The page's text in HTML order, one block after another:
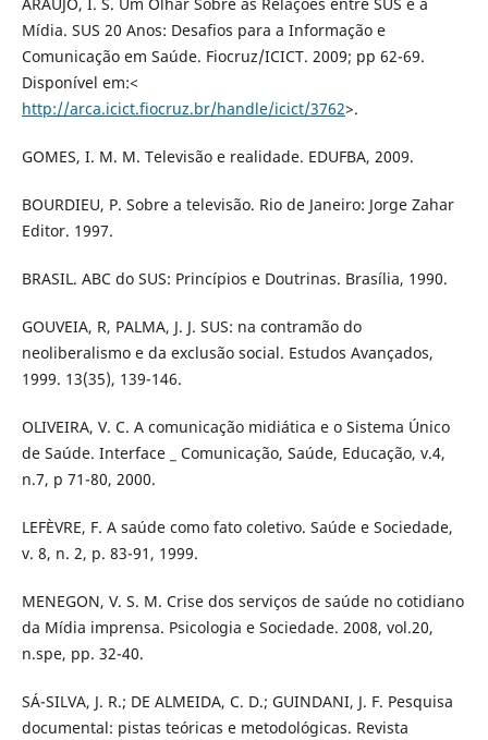
ARAÚJO, I. S. Um Olhar Sobre as Relações entre SUS e a
Mídia. SUS 20 Anos: Desafios para a Informação e
Comunicação em Saúde. Fiocruz/ICICT. 2009; pp 62-69.
Disponível em:<
http://arca.icict.fiocruz.br/handle/icict/3762>.
GOMES, I. M. M. Televisão e realidade. EDUFBA, 2009.
BOURDIEU, P. Sobre a televisão. Rio de Janeiro: Jorge Zahar
Editor. 1997.
BRASIL. ABC do SUS: Princípios e Doutrinas. Brasília, 1990.
GOUVEIA, R, PALMA, J. J. SUS: na contramão do
neoliberalismo e da exclusão social. Estudos Avançados,
1999. 13(35), 139-146.
OLIVEIRA, V. C. A comunicação midiática e o Sistema Único
de Saúde. Interface _ Comunicação, Saúde, Educação, v.4,
n.7, p 71-80, 2000.
LEFÈVRE, F. A saúde como fato coletivo. Saúde e Sociedade,
v. 8, n. 2, p. 83-91, 1999.
MENEGON, V. S. M. Crise dos serviços de saúde no cotidiano
da Mídia imprensa. Psicologia e Sociedade. 2008, vol.20,
n.spe, pp. 32-40.
SÁ-SILVA, J. R.; DE ALMEIDA, C. D.; GUINDANI, J. F. Pesquisa
documental: pistas teóricas e metodológicas. Revista